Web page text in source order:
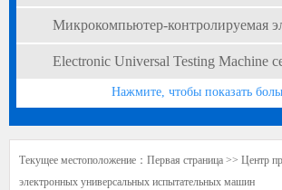
тестирование
Микрокомпьютер-контролируемая
универсальная тестовая машина
Electronic Universal Testing Machine
Нажмите, чтобы показать
Текущее местоположение： Первая страница >> Центр
электронных универсальных испытательных машин